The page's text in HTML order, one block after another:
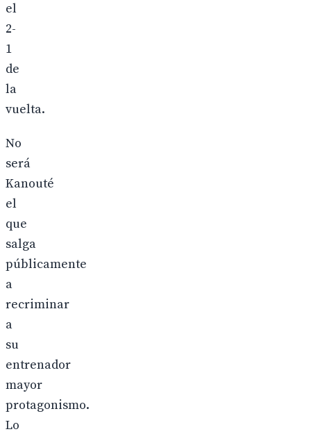
el
2-
1
de
la
vuelta.
No
será
Kanouté
el
que
salga
públicamente
a
recriminar
a
su
entrenador
mayor
protagonismo.
Lo